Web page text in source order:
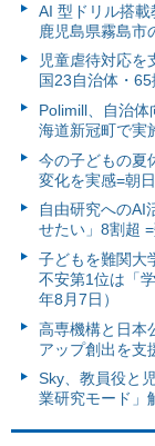
AI 型ドリル搭載
鹿児島県霧島市
児童虐待対応を
国23自治体・65
Polimill、自治
海道新冠町で実
今の子どもの夏
変化を実感=朝
自由研究へのAI
せたい」8割超
子どもを難関大
不安第1位は「
年8月7日）
高専機構と日本
アップ創出を支
Sky、教員役と
業研究モード」